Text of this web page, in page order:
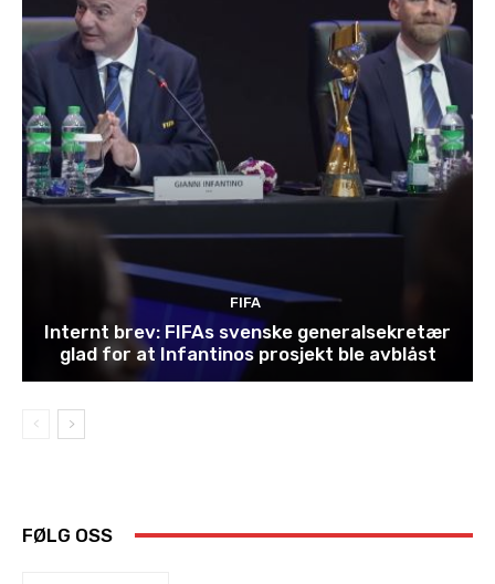
FIFA
Internt brev: FIFAs svenske generalsekretær
glad for at Infantinos prosjekt ble avblåst
FØLG OSS